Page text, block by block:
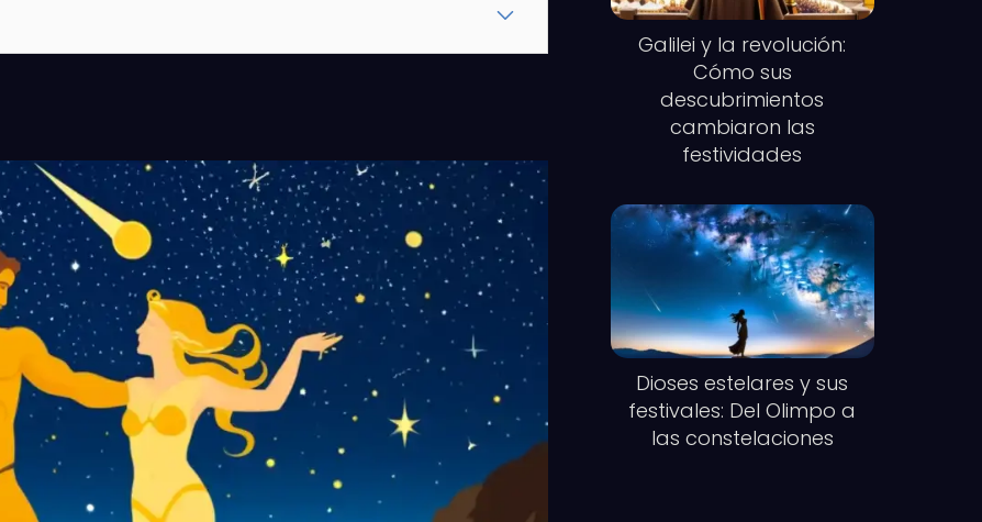
Galilei y la revolución:
Cómo sus
descubrimientos
cambiaron las
festividades
Dioses estelares y sus
festivales: Del Olimpo a
las constelaciones